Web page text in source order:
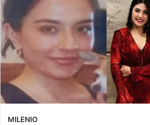
MILENIO